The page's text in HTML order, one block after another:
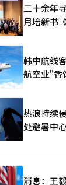
二十余年
月培新书
韩中航线
航空业"香
热浪持续
处避暑中
消息：王